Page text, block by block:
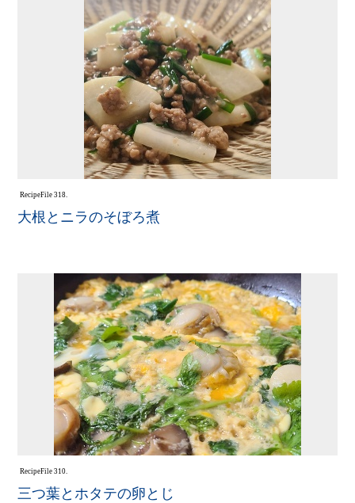
RecipeFile 318.
大根とニラのそぼろ煮
RecipeFile 310.
三つ葉とホタテの卵とじ